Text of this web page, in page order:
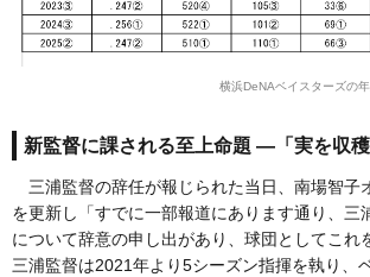
横浜DeNAベイスターズの
新監督に課される至上命題 ―「実を収
三浦監督の辞任が報じられた当日、南場智子
を更新し「すでに一部報道にあります通り、三
について辞意の申し出があり、球団としてこれ
三浦監督は2021年より5シーズン指揮を執り、